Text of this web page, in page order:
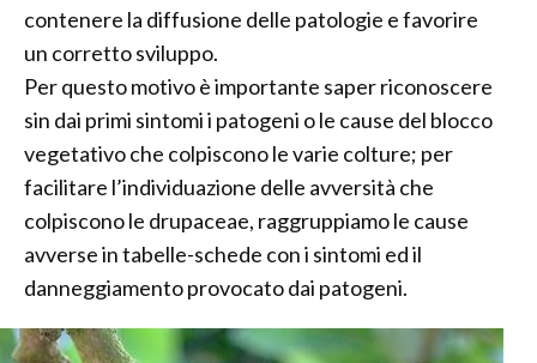
contenere la diffusione delle patologie e favorire
un corretto sviluppo.
Per questo motivo è importante saper riconoscere
sin dai primi sintomi i patogeni o le cause del blocco
vegetativo che colpiscono le varie colture; per
facilitare l’individuazione delle avversità che
colpiscono le drupaceae, raggruppiamo le cause
avverse in tabelle-schede con i sintomi ed il
danneggiamento provocato dai patogeni.